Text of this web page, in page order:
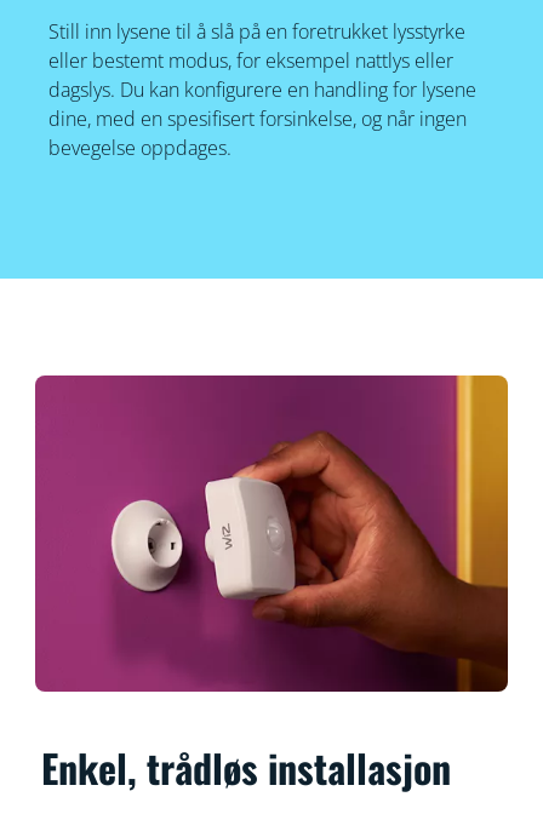
Still inn lysene til å slå på en foretrukket lysstyrke
eller bestemt modus, for eksempel nattlys eller
dagslys. Du kan konfigurere en handling for lysene
dine, med en spesifisert forsinkelse, og når ingen
bevegelse oppdages.
Enkel, trådløs installasjon